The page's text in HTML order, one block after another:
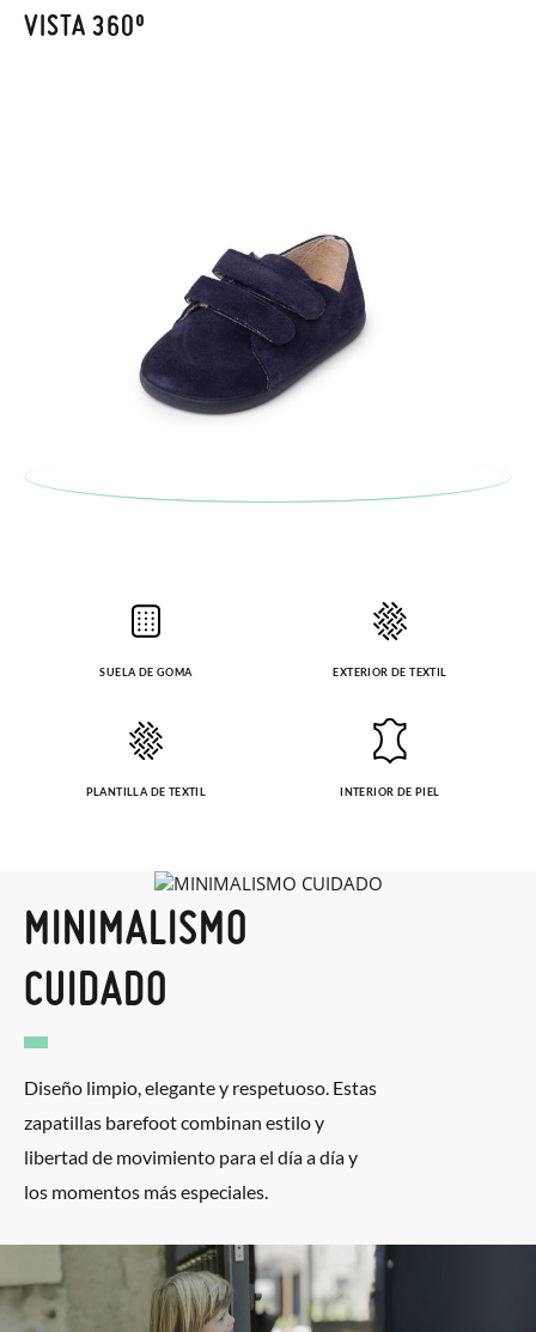
recogeremos la primera, sin gastos, en unos pocos días!
VISTA 360º
SUELA DE GOMA EXTERIOR DE TEXTIL
PLANTILLA DE TEXTIL INTERIOR DE PIEL
MINIMALISMO
CUIDADO
Diseño limpio, elegante y respetuoso. Estas
zapatillas barefoot combinan estilo y
libertad de movimiento para el día a día y
los momentos más especiales.